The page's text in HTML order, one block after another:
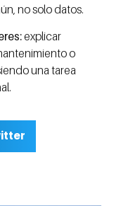
no solo datos.
explicar
o
una tarea